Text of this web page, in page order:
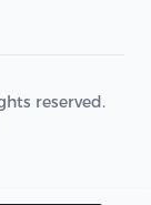
reserved.